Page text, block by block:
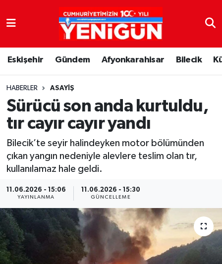
Eskişehir Gündem Afyonkarahisar Bilecik
HABERLER ASAYIŞ
Sürücü son anda kurtuldu,
tır cayır cayır yandı
Bilecik’te seyir halindeyken motor bölümünden
çıkan yangın nedeniyle alevlere teslim olan tır,
kullanılamaz hale geldi.
11.06.2026 - 15:06
YAYINLANMA
11.06.2026 - 15:30
GÜNCELLEME
Nöbetçi Eczaneler
Hava Durumu
Trafik Durumu
Süper Lig Puan Durumu ve Fikstür
Tüm Manşetler
Son Dakika Haberleri
Haber Arşivi